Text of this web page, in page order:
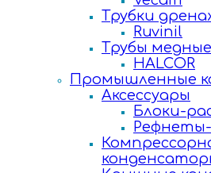
Трубки
Ruvinil
Трубы медные
HALCOR
Промышленные
Аксессуары
Блоки-